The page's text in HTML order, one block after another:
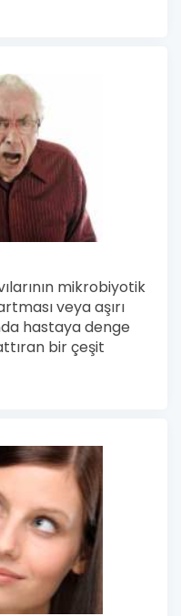
mikrobiyotik
veya aşırı
hastaya denge
bir çeşit